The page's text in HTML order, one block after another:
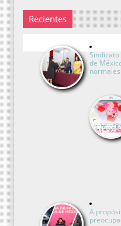
Recientes
de
normales
A